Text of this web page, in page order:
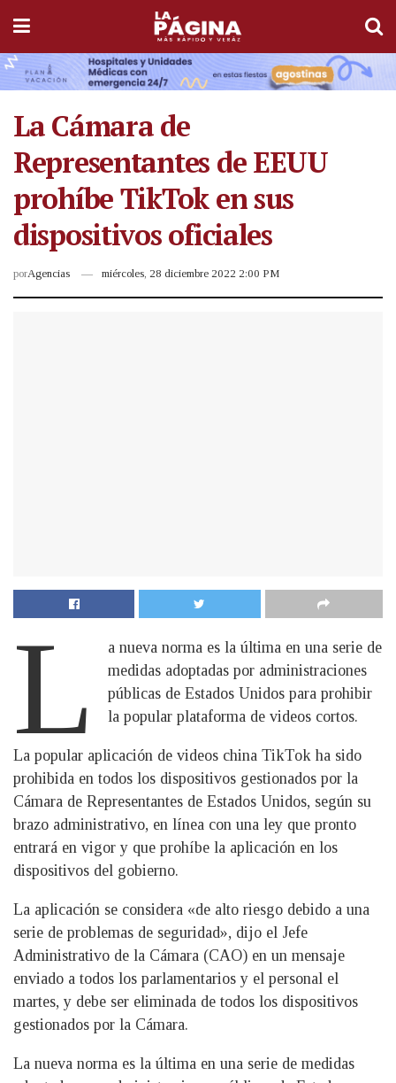
La Cámara de
Representantes de EEUU
prohíbe TikTok en sus
dispositivos oficiales
porAgencias miércoles, 28 diciembre 2022 2:00 PM
L
a nueva norma es la última en una serie de
medidas adoptadas por administraciones
públicas de Estados Unidos para prohibir
la popular plataforma de videos cortos.
La popular aplicación de videos china TikTok ha sido
prohibida en todos los dispositivos gestionados por la
Cámara de Representantes de Estados Unidos, según su
brazo administrativo, en línea con una ley que pronto
entrará en vigor y que prohíbe la aplicación en los
dispositivos del gobierno.
La aplicación se considera «de alto riesgo debido a una
serie de problemas de seguridad», dijo el Jefe
Administrativo de la Cámara (CAO) en un mensaje
enviado a todos los parlamentarios y el personal el
martes, y debe ser eliminada de todos los dispositivos
gestionados por la Cámara.
La nueva norma es la última en una serie de medidas